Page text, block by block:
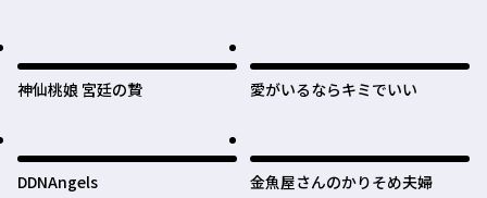
神仙桃娘 宮廷の贄 愛がいるならキミでいい
DDNAngels 金魚屋さんのかりそめ夫婦